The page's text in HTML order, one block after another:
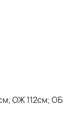
ОЖ 112см; ОБ